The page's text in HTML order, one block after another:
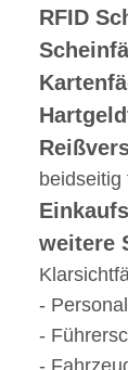
RFID
beidseitig
weitere
-
-
-